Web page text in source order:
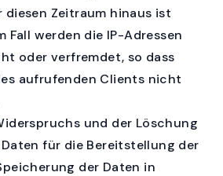
diesen Zeitraum hinaus ist
Fall werden die IP-Adressen
oder verfremdet, so dass
aufrufenden Clients nicht
und der Löschung
für die Bereitstellung der
der Daten in